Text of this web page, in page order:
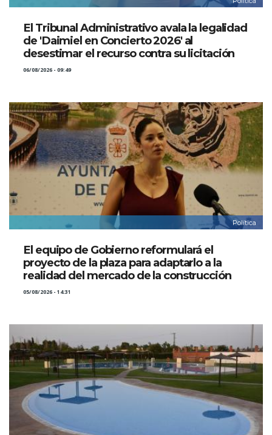
El Tribunal Administrativo avala la legalidad
de 'Daimiel en Concierto 2026' al
desestimar el recurso contra su licitación
06/08/2026 - 09:49
Política
El equipo de Gobierno reformulará el
proyecto de la plaza para adaptarlo a la
realidad del mercado de la construcción
05/08/2026 - 14:31